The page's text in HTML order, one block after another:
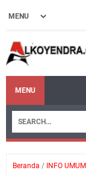
MENU
Beranda / INFO UMUM